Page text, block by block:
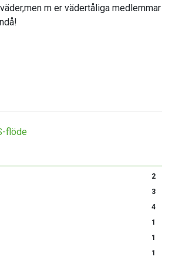
flöde
2
3
4
1
1
1
m er vädertåliga medlemmar